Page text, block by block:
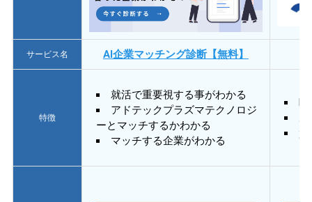
サービス名 AI企業マッチング診断【無料】
特徴
就活で重要視する事がわかる
アドテックプラズマテクノロジ
ーとマッチするかわかる
マッチする企業がわかる
質